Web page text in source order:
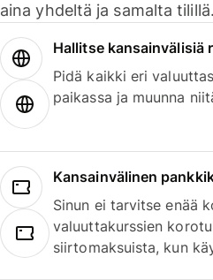
aina yhdeltä ja samalta tilillä.
Hallitse kansainvälisiä
Pidä kaikki eri
paikassa ja muunna
Kansainvälinen
Sinun ei tarvitse enää
valuuttakurssien
siirtomaksuista, kun